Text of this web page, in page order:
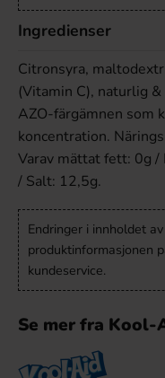
Ingredienser
Citronsyra,
(Vitamin C), naturlig
AZO-färgämnen som
koncentration.
Varav mättat fett: 0g /
/ Salt: 12,5g.
Endringer i innholdet
produktinformasjonen
kundeservice.
Se mer fra Kool-